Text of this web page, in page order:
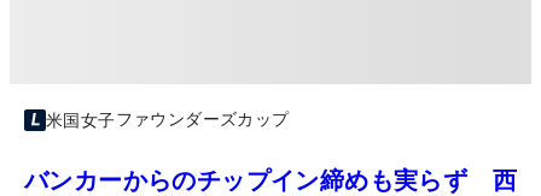
米国女子ファウンダーズカップ
バンカーからのチップイン締めも実らず 西